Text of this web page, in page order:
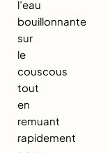
l’eau
bouillonnante
sur
le
couscous
tout
en
remuant
rapidement